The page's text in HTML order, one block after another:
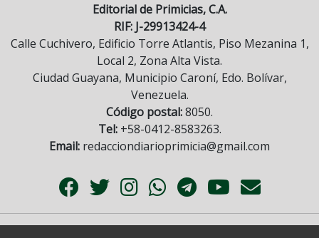
Editorial de Primicias, C.A.
RIF: J-29913424-4
Calle Cuchivero, Edificio Torre Atlantis, Piso Mezanina 1,
Local 2, Zona Alta Vista.
Ciudad Guayana, Municipio Caroní, Edo. Bolívar,
Venezuela.
Código postal:8050.
Tel:+58-0412-8583263.
Email: redacciondiarioprimicia@gmail.com